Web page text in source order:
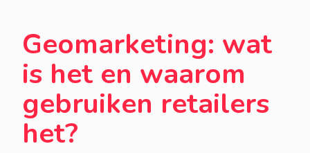
Geomarketing: wat
is het en waarom
gebruiken retailers
het?